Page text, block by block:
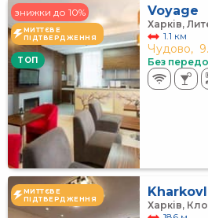
знижки до 10%
МИТТЄВЕ
ПІДТВЕРДЖЕННЯ
TOП
Voyage
Харків,
1.1 км
Чудово,
Без
МИТТЄВЕ
ПІДТВЕРДЖЕННЯ
Харків,